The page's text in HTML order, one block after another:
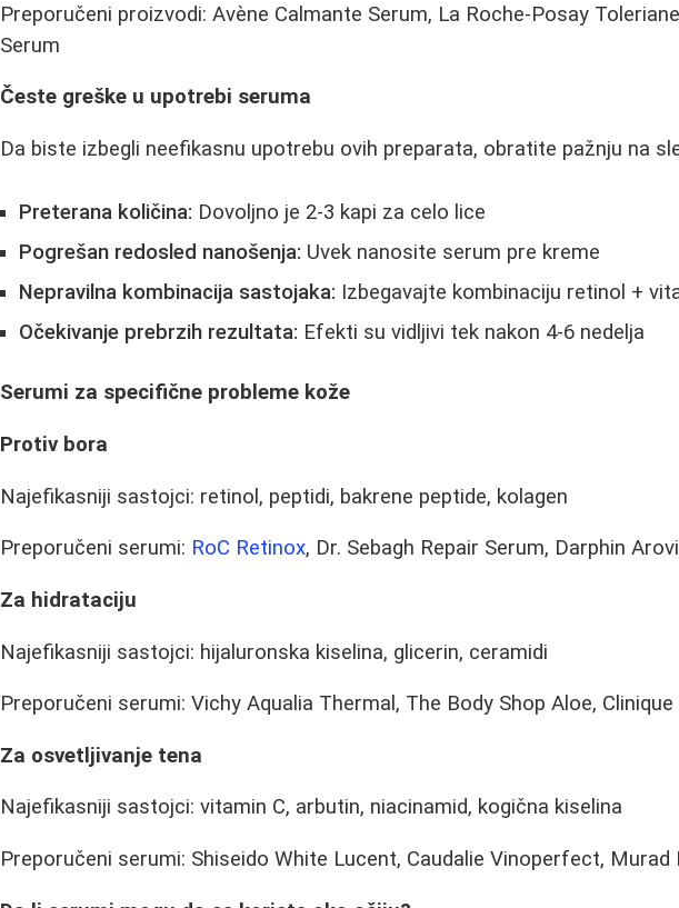
Preporučeni proizvodi: Avène Calmante Serum, La Roche-Posay
Serum
Česte greške u upotrebi seruma
Da biste izbegli neefikasnu upotrebu ovih preparata, obratite pažnju na
Preterana količina: Dovoljno je 2-3 kapi za celo lice
Pogrešan redosled nanošenja: Uvek nanosite serum pre kreme
Nepravilna kombinacija sastojaka: Izbegavajte kombinaciju retinol +
Očekivanje prebrzih rezultata: Efekti su vidljivi tek nakon 4-6 nedelja
Serumi za specifične probleme kože
Protiv bora
Najefikasniji sastojci: retinol, peptidi, bakrene peptide, kolagen
Preporučeni serumi: RoC Retinox, Dr. Sebagh Repair Serum, Darphin
Za hidrataciju
Najefikasniji sastojci: hijaluronska kiselina, glicerin, ceramidi
Preporučeni serumi: Vichy Aqualia Thermal, The Body Shop Aloe,
Za osvetljivanje tena
Najefikasniji sastojci: vitamin C, arbutin, niacinamid, kogična kiselina
Preporučeni serumi: Shiseido White Lucent, Caudalie Vinoperfect, Murad